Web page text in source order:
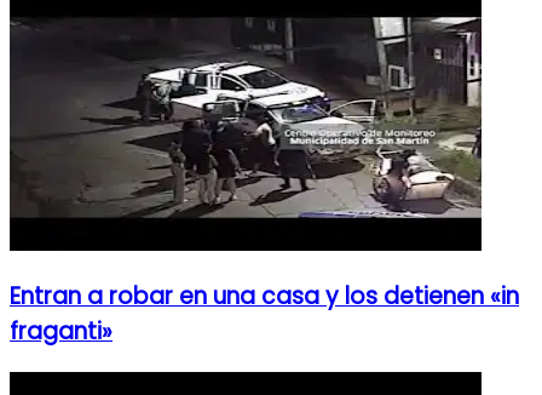
Entran a robar en una casa y los detienen «in
fraganti»